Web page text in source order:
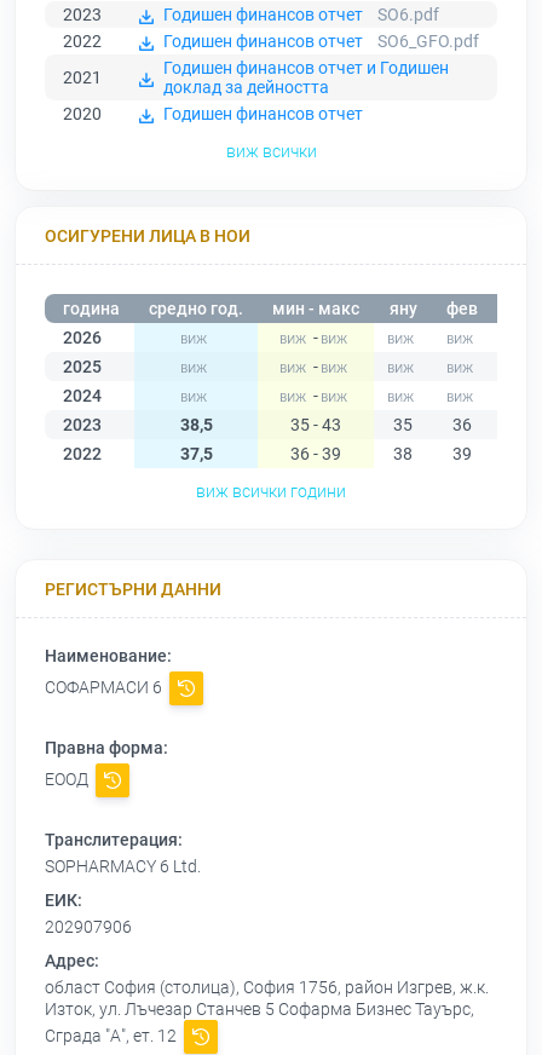
2023
Годишен финансов отчет
SO6.pdf
2022
Годишен финансов отчет
SO6_GFO.pdf
2021
Годишен финансов отчет и Годишен
доклад за дейността
2020
Годишен финансов отчет
виж всички
ОСИГУРЕНИ ЛИЦА В НОИ
година средно год. мин - макс яну фев
2026
-
2025
-
2024
-
2023
38,5 35 - 43 35 36
2022
37,5 36 - 39 38 39
виж всички години
РЕГИСТЪРНИ ДАННИ
Наименование:
СОФАРМАСИ 6
Правна форма:
ЕООД
Транслитерация:
SOPHARMACY 6 Ltd.
ЕИК:
202907906
Адрес:
област София (столица), София 1756, район Изгрев, ж.к.
Изток, ул. Лъчезар Станчев 5 Софарма Бизнес Тауърс,
Сграда "А", ет. 12